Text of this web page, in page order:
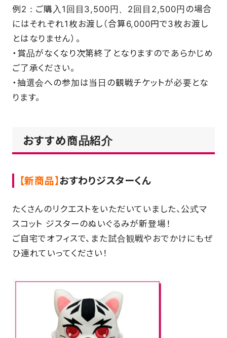
例2：ご購入1回目3,500円、2回目2,500円の場合
にはそれぞれ1枚お渡し（合算6,000円で3枚お渡し
とはなりません）。
・賞品がなくなり次第終了となりますのであらかじめ
ご了承ください。
・抽選会への参加は当日の観戦チケットが必要とな
ります。
おすすめ商品紹介
【新商品】 おすわりジスターくん
たくさんのリクエストをいただいていました、公式マ
スコット ジスターのぬいぐるみが新登場！
ご自宅でオフィスで、また試合観戦やおでかけにもぜ
ひ連れていってください！